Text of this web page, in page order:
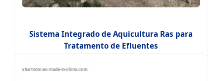
Sistema Integrado de Aquicultura Ras para
Tratamento de Efluentes